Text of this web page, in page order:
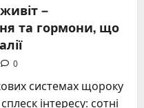
–
та гормони, що
0
системах щороку
інтересу: сотні